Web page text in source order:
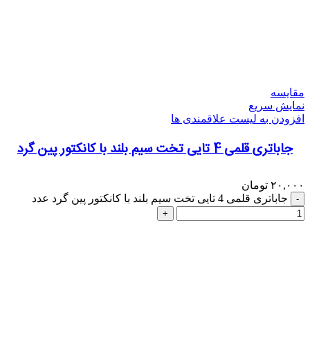
مقایسه
نمایش سریع
افزودن به لیست علاقمندی ها
جاباتری قلمی 4 تایی تخت سیم بلند با کانکتور پین گرد
۲۰,۰۰۰ تومان
جاباتری قلمی 4 تایی تخت سیم بلند با کانکتور پین گرد عدد